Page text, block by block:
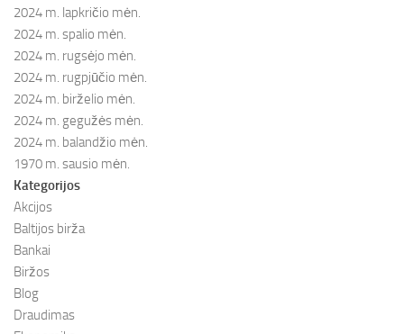
2024 m. lapkričio mėn.
2024 m. spalio mėn.
2024 m. rugsėjo mėn.
2024 m. rugpjūčio mėn.
2024 m. birželio mėn.
2024 m. gegužės mėn.
2024 m. balandžio mėn.
1970 m. sausio mėn.
Kategorijos
Akcijos
Baltijos birža
Bankai
Biržos
Blog
Draudimas